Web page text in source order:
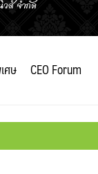
ศษ CEO Forum